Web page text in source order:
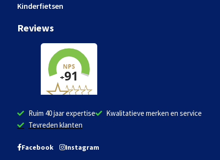
Kinderfietsen
Reviews
Ruim 40 jaar expertise
Kwalitatieve merken en service
Tevreden klanten
Facebook Instagram